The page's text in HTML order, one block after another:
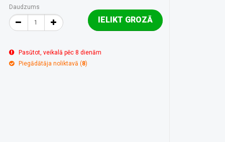
Daudzums
IELIKT GROZĀ
Pasūtot, veikalā pēc 8 dienām
Piegādātāja noliktavā (8)